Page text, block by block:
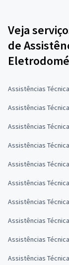
Veja
de
Assistências
Assistências
Assistências
Assistências
Assistências
Assistências
Assistências
Assistências
Assistências
Assistências